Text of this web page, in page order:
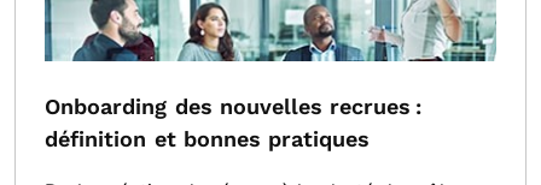
Onboarding des nouvelles recrues :
définition et bonnes pratiques